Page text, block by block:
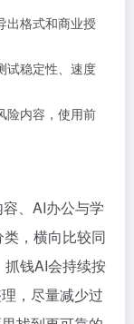
出格式和商业授
试稳定性、速度
险内容，使用前
、AI办公与学
，横向比较同
钱AI会持续按
，尽量减少过